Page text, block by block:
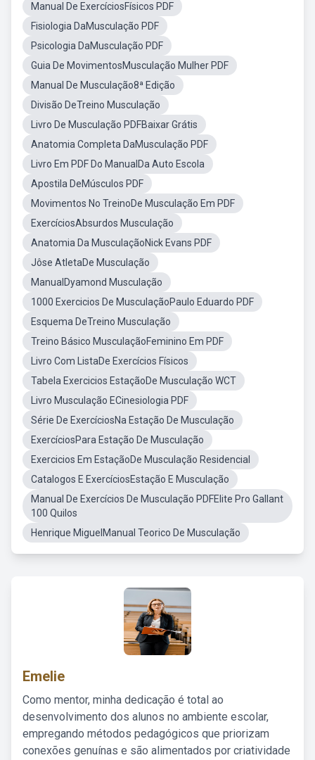
Manual De ExercíciosFísicos PDF
Fisiologia DaMusculação PDF
Psicologia DaMusculação PDF
Guia De MovimentosMusculação Mulher PDF
Manual De Musculação8ª Edição
Divisão DeTreino Musculação
Livro De Musculação PDFBaixar Grátis
Anatomia Completa DaMusculação PDF
Livro Em PDF Do ManualDa Auto Escola
Apostila DeMúsculos PDF
Movimentos No TreinoDe Musculação Em PDF
ExercíciosAbsurdos Musculação
Anatomia Da MusculaçãoNick Evans PDF
Jôse AtletaDe Musculação
ManualDyamond Musculação
1000 Exercicios De MusculaçãoPaulo Eduardo PDF
Esquema DeTreino Musculação
Treino Básico MusculaçãoFeminino Em PDF
Livro Com ListaDe Exercícios Físicos
Tabela Exercicios EstaçãoDe Musculação WCT
Livro Musculação ECinesiologia PDF
Série De ExercíciosNa Estação De Musculação
ExercíciosPara Estação De Musculação
Exercicios Em EstaçãoDe Musculação Residencial
Catalogos E ExercíciosEstação E Musculação
Manual De Exercícios De Musculação PDFElite Pro Gallant
100 Quilos
Henrique MiguelManual Teorico De Musculação
Emelie
Como mentor, minha dedicação é total ao
desenvolvimento dos alunos no ambiente escolar,
empregando métodos pedagógicos que priorizam
conexões genuínas e são alimentados por criatividade